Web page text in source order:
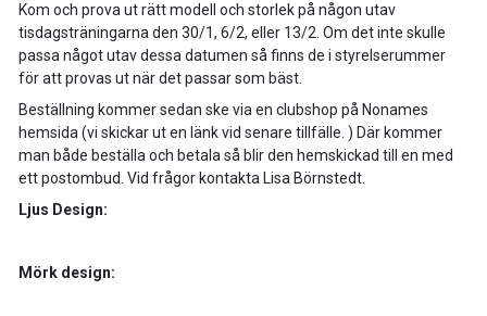
Kom och prova ut rätt modell och storlek på någon utav
tisdagsträningarna den 30/1, 6/2, eller 13/2. Om det inte skulle
passa något utav dessa datumen så finns de i styrelserummer
för att provas ut när det passar som bäst.
Beställning kommer sedan ske via en clubshop på Nonames
hemsida (vi skickar ut en länk vid senare tillfälle. ) Där kommer
man både beställa och betala så blir den hemskickad till en med
ett postombud. Vid frågor kontakta Lisa Börnstedt.
Ljus Design:
Mörk design: